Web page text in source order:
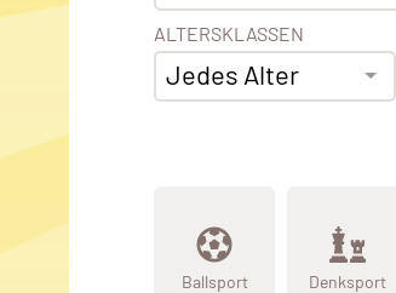
ALTERSKLASSEN
Jedes Alter
Ballsport Denksport